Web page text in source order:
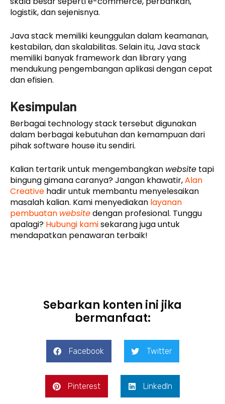
logistik, dan sejenisnya.
Java stack memiliki keunggulan dalam keamanan,
kestabilan, dan skalabilitas. Selain itu, Java stack
memiliki banyak framework dan library yang
mendukung pengembangan aplikasi dengan cepat
dan efisien.
Kesimpulan
Berbagai technology stack tersebut digunakan
dalam berbagai kebutuhan dan kemampuan dari
pihak software house itu sendiri.
Kalian tertarik untuk mengembangkan website tapi
bingung gimana caranya? Jangan khawatir,Alan
Creative hadir untuk membantu menyelesaikan
masalah kalian. Kami menyediakan layanan
pembuatan websitedengan profesional. Tunggu
apalagi? Hubungi kamisekarang juga untuk
mendapatkan penawaran terbaik!
Sebarkan konten ini jika
bermanfaat:
Facebook Twitter
Pinterest LinkedIn